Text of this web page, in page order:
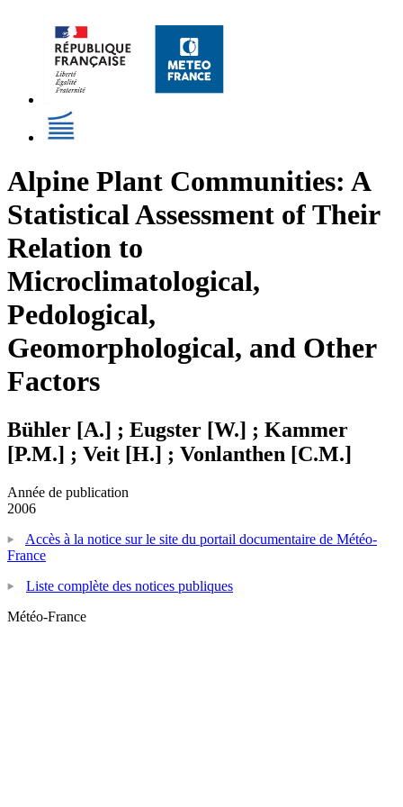
Alpine Plant Communities: A
Statistical Assessment of Their
Relation to
Microclimatological,
Pedological,
Geomorphological, and Other
Factors
Bühler [A.] ; Eugster [W.] ; Kammer
[P.M.] ; Veit [H.] ; Vonlanthen [C.M.]
Année de publication
2006
Accès à la notice sur le site du portail documentaire de Météo-
France
Liste complète des notices publiques
Météo-France